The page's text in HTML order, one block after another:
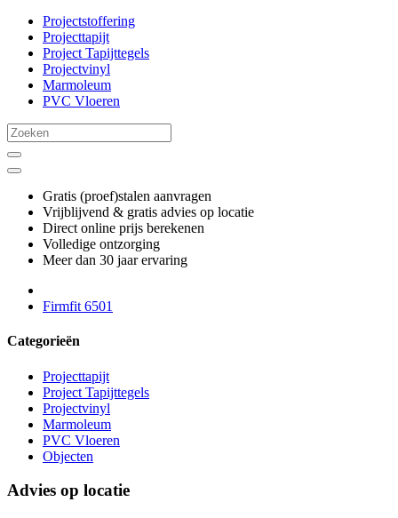
Projectstoffering
Projecttapijt
Project Tapijttegels
Projectvinyl
Marmoleum
PVC Vloeren
Gratis (proef)stalen aanvragen
Vrijblijvend & gratis advies op locatie
Direct online prijs berekenen
Volledige ontzorging
Meer dan 30 jaar ervaring
Firmfit 6501
Categorieën
Projecttapijt
Project Tapijttegels
Projectvinyl
Marmoleum
PVC Vloeren
Objecten
Advies op locatie